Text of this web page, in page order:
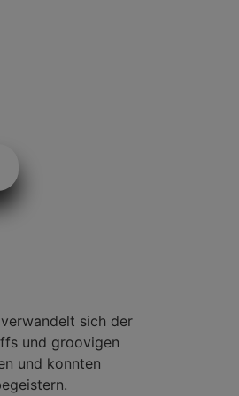
sich der
und groovigen
und konnten